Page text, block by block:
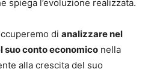
spiega l’evoluzione realizzata.
di analizzare nel
suo conto economico nella
alla crescita del suo